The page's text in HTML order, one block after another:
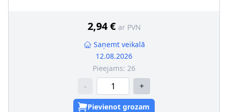
:M16 x 1,5
2,94 € ar PVN
Saņemt veikalā
12.08.2026
Pieejams: 26
- +
Pievienot grozam